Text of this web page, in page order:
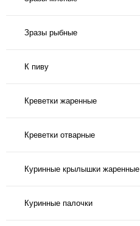
Зразы рыбные
К пиву
Креветки жаренные
Креветки отварные
Куринные крылышки жаренные
Куринные палочки